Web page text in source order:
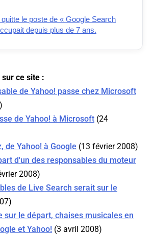
le poste de « Google Search
depuis plus de 7 ans.
ce site :
de Yahoo! passe chez Microsoft
de Yahoo! à Microsoft (24
de Yahoo! à Google (13 février 2008)
d'un des responsables du moteur
2008)
de Live Search serait sur le
sur le départ, chaises musicales en
et Yahoo! (3 avril 2008)